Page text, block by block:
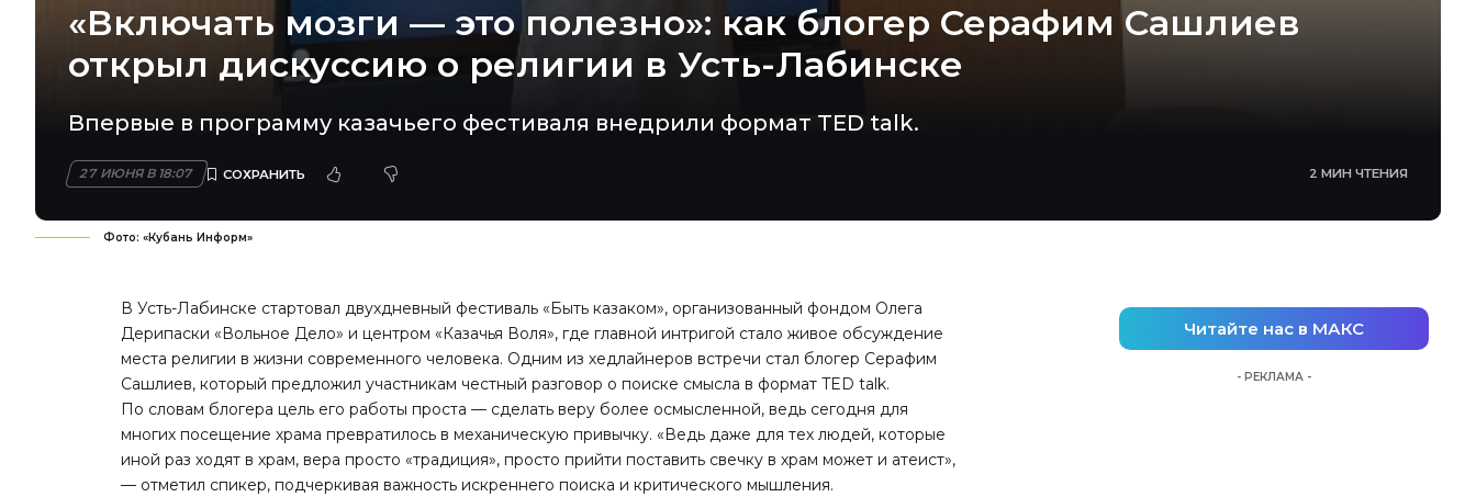
«Включать мозги — это полезно»: как блогер Серафим Сашлиев
открыл дискуссию о религии в Усть-Лабинске
Впервые в программу казачьего фестиваля внедрили формат TED talk.
27 ИЮНЯ В 18:07 2 МИН ЧТЕНИЯ
Фото: «Кубань Информ»
В Усть-Лабинске стартовал двухдневный фестиваль «Быть казаком», организованный фондом Олега
Дерипаски «Вольное Дело» и центром «Казачья Воля», где главной интригой стало живое обсуждение
места религии в жизни современного человека. Одним из хедлайнеров встречи стал блогер Серафим
Сашлиев, который предложил участникам честный разговор о поиске смысла в формат TED talk.
По словам блогера цель его работы проста — сделать веру более осмысленной, ведь сегодня для
многих посещение храма превратилось в механическую привычку. «Ведь даже для тех людей, которые
иной раз ходят в храм, вера просто «традиция», просто прийти поставить свечку в храм может и атеист»,
— отметил спикер, подчеркивая важность искреннего поиска и критического мышления.
Читайте нас в МАКС
- РЕКЛАМА -